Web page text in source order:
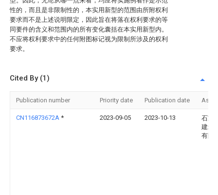
性的，而且是非限制性的，本实用新型的范围由所附权利
要求而不是上述说明限定，因此旨在将落在权利要求的等
同要件的含义和范围内的所有变化囊括在本实用新型内。
不应将权利要求中的任何附图标记视为限制所涉及的权利
要求。
Cited By (1)
Publication number Priority date Publication date
CN116873672A * 2023-09-05 2023-10-13
石家
建筑
有限